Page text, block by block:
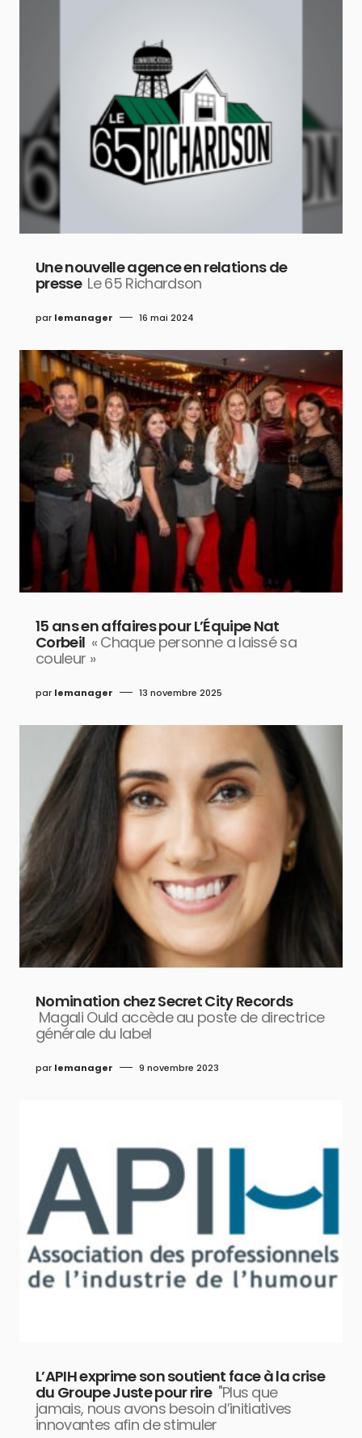
Une nouvelle agence en relations de
presse Le 65 Richardson
par lemanager 16 mai 2024
15 ans en affaires pour L’Équipe Nat
Corbeil « Chaque personne a laissé sa
couleur »
par lemanager 13 novembre 2025
Nomination chez Secret City Records
Magali Ould accède au poste de directrice
générale du label
par lemanager 9 novembre 2023
L’APIH exprime son soutient face à la crise
du Groupe Juste pour rire "Plus que
jamais, nous avons besoin d’initiatives
innovantes afin de stimuler